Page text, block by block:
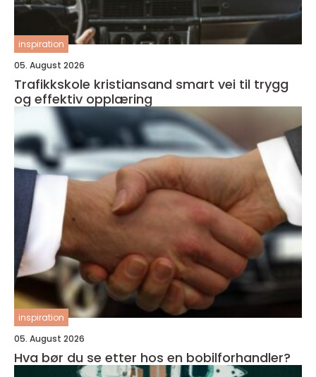
inspiration
05. August 2026
Trafikkskole kristiansand smart vei til trygg
og effektiv opplæring
inspiration
05. August 2026
Hva bør du se etter hos en bobilforhandler?